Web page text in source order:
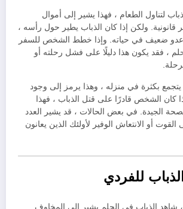
لتناول الطعام ، فهذا يشير إلى أموال
قانونية. ولكن إذا كان الذباب يطير حول رأسه ،
عدو ضعيف في حياته. وإذا خطط الشخص للسفر
، فقد يكون هذا دليلًا على فشل رحلته أو
بكثرة في منزله ، وهذا يرمز إلى وجود
كان الشخص قادرًا على قتل الذباب ، فهذا
الجيدة. في بعض الحالات ، قد يشير العدد
القوت أو الانتعاش الوفير لأولئك الذين يعانون
للفردي